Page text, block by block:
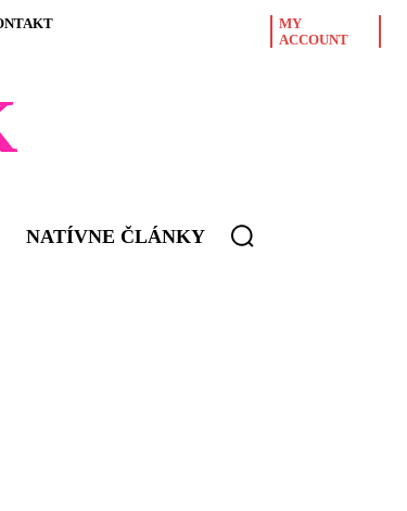
MY
ACCOUNT
NATÍVNE ČLÁNKY